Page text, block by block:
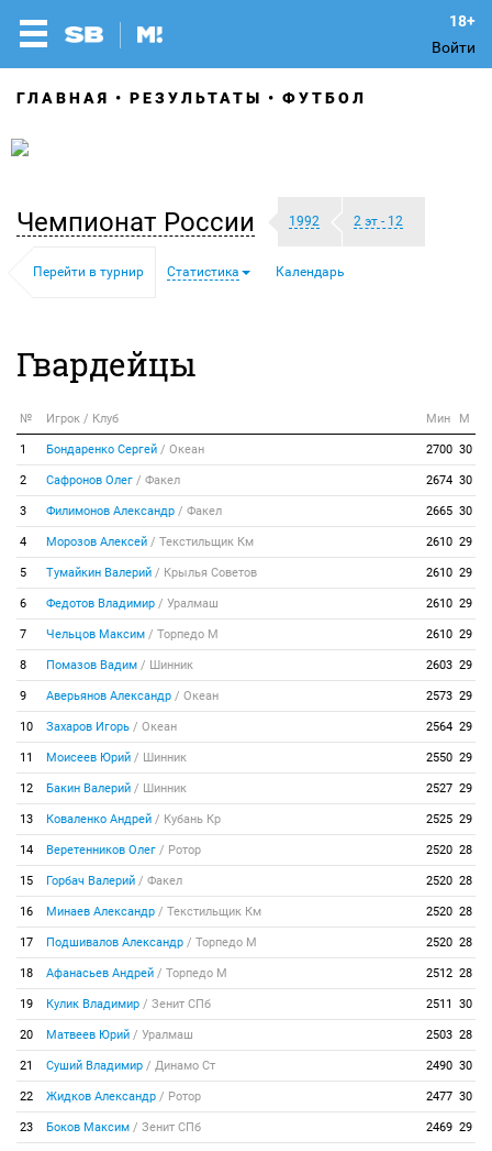
Войти
ГЛАВНАЯ РЕЗУЛЬТАТЫ ФУТБОЛ
Чемпионат России 1992 2 эт - 12
Перейти в турнир Статистика Календарь
Гвардейцы
№ Игрок / Клуб Мин М
1 Бондаренко Сергей / Океан 2700 30
2 Сафронов Олег / Факел 2674 30
3 Филимонов Александр / Факел 2665 30
4 Морозов Алексей / Текстильщик Км 2610 29
5 Тумайкин Валерий / Крылья Советов 2610 29
6 Федотов Владимир / Уралмаш 2610 29
7 Чельцов Максим / Торпедо М 2610 29
8 Помазов Вадим / Шинник 2603 29
9 Аверьянов Александр / Океан 2573 29
10 Захаров Игорь / Океан 2564 29
11 Моисеев Юрий / Шинник 2550 29
12 Бакин Валерий / Шинник 2527 29
13 Коваленко Андрей / Кубань Кр 2525 29
14 Веретенников Олег / Ротор 2520 28
15 Горбач Валерий / Факел 2520 28
16 Минаев Александр / Текстильщик Км 2520 28
17 Подшивалов Александр / Торпедо М 2520 28
18 Афанасьев Андрей / Торпедо М 2512 28
19 Кулик Владимир / Зенит СПб 2511 30
20 Матвеев Юрий / Уралмаш 2503 28
21 Суший Владимир / Динамо Ст 2490 30
22 Жидков Александр / Ротор 2477 30
23 Боков Максим / Зенит СПб 2469 29